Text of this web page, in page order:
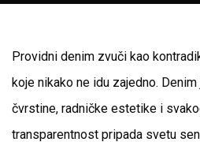
Providni denim zvuči kao
koje nikako ne idu zajedno.
čvrstine, radničke estetike i
transparentnost pripada svetu